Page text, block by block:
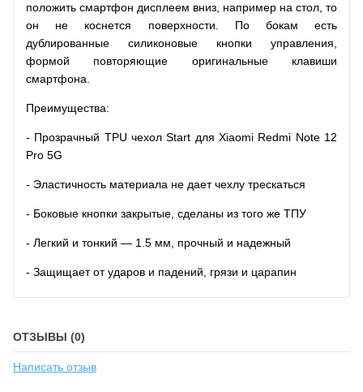
положить смартфон дисплеем вниз, например на стол, то
он не коснется поверхности. По бокам есть
дублированные силиконовые кнопки управления,
формой повторяющие оригинальные клавиши
смартфона.
Преимущества:
- Прозрачный TPU чехол Start для Xiaomi Redmi Note 12
Pro 5G
- Эластичность материала не дает чехлу трескаться
- Боковые кнопки закрытые, сделаны из того же ТПУ
- Легкий и тонкий — 1.5 мм, прочный и надежный
- Защищает от ударов и падений, грязи и царапин
ОТЗЫВЫ (0)
Написать отзыв